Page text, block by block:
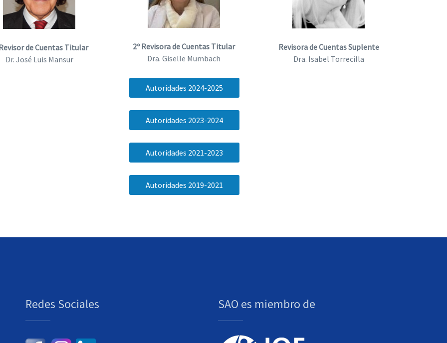
de Cuentas Titular
Dr. José Luis Mansur
2º Revisora de Cuentas Titular
Dra. Giselle Mumbach
Revisora de Cuentas Suplente
Dra. Isabel Torrecilla
Autoridades 2024-2025
Autoridades 2023-2024
Autoridades 2021-2023
Autoridades 2019-2021
Redes Sociales SAO es miembro de